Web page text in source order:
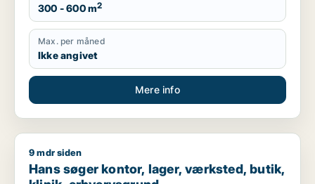
300 - 600 m2
Max. per måned
Ikke angivet
Mere info
Hans søger kontor, lager, værksted, butik, klinik,
9 mdr siden
Hans søger kontor, lager, værksted, butik,